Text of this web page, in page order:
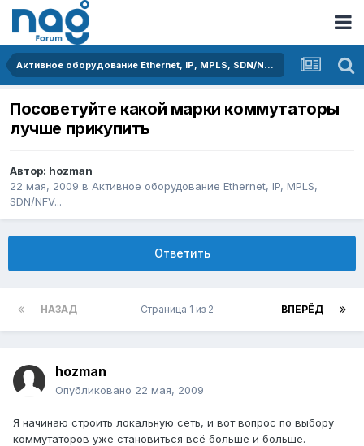
Активное оборудование Ethernet, IP, MPLS, SDN/NFV...
Посоветуйте какой марки коммутаторы
лучше прикупить
Автор: hozman
22 мая, 2009 в Активное оборудование Ethernet, IP, MPLS,
SDN/NFV...
Ответить
НАЗАД ВПЕРЁД
Страница 1 из 2
hozman
Опубликовано 22 мая, 2009
Я начинаю строить локальную сеть, и вот вопрос по выбору
коммутаторов уже становиться всё больше и больше.